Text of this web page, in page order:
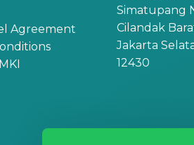
Agreement
Simatupang
Cilandak
Jakarta
12430